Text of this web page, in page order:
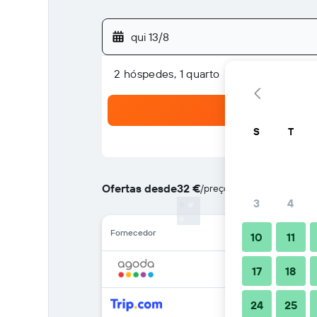
qui 13/8
2 hóspedes, 1 quarto
Ofertas desde32 €/preço por noite mais
Fornecedor
S T
3 4
10 11
17 18
24 25